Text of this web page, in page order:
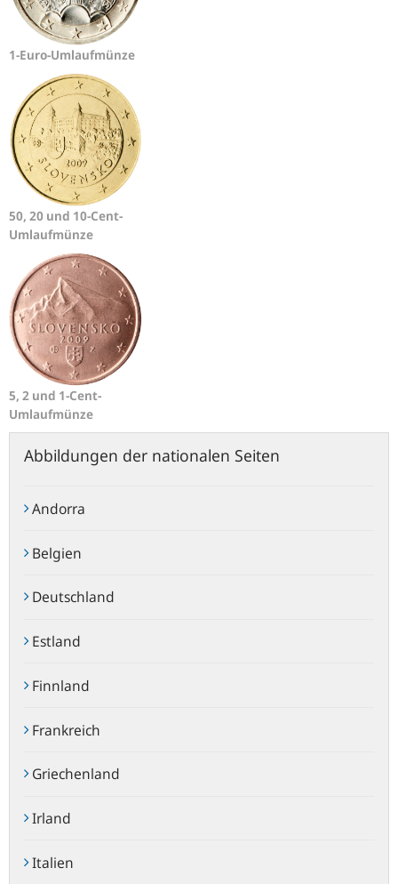
1-Euro-Umlaufmünze
50, 20 und 10-Cent-
Umlaufmünze
5, 2 und 1-Cent-
Umlaufmünze
Abbildungen der nationalen Seiten
Andorra
Belgien
Deutschland
Estland
Finnland
Frankreich
Griechenland
Irland
Italien